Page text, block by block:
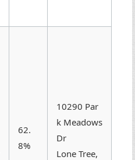
62.
8%
10290 Par
k Meadows
Dr
Lone Tree,